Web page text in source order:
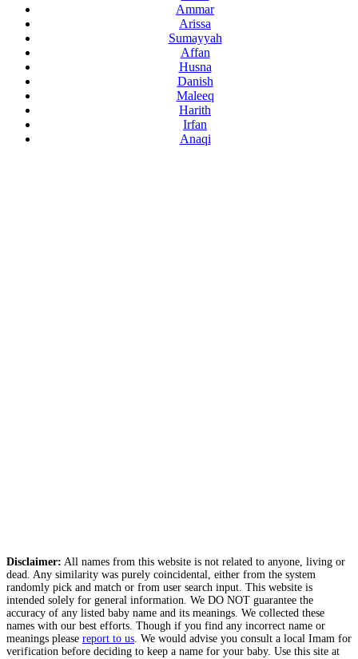
Ammar
Arissa
Sumayyah
Affan
Husna
Danish
Maleeq
Harith
Irfan
Anaqi
Disclaimer: All names from this website is not related to anyone, living or
dead. Any similarity was purely coincidental, either from the system
randomly pick and match or from user search input. This website is
intended solely for general information. We DO NOT guarantee the
accuracy of any listed baby name and its meanings. We collected these
names with our best efforts. Though if you find any incorrect name or
meanings please report to us . We would advise you consult a local Imam for
verification before deciding to keep a name for your baby. Use this site at